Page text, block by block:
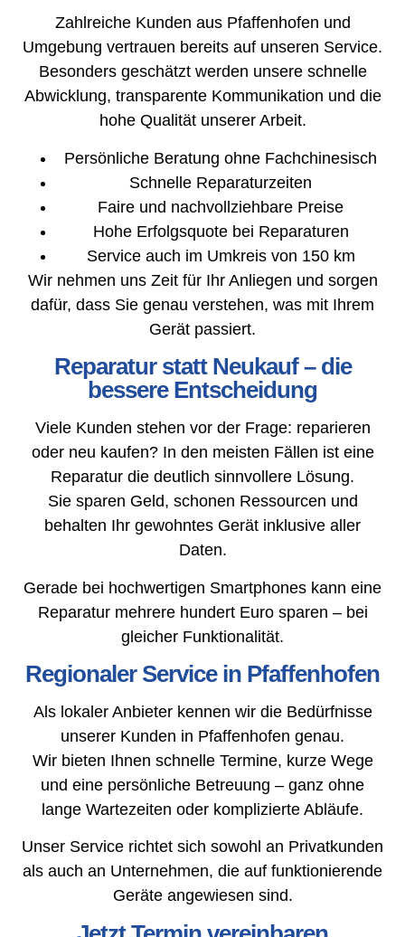
Zahlreiche Kunden aus Pfaffenhofen und
Umgebung vertrauen bereits auf unseren Service.
Besonders geschätzt werden unsere schnelle
Abwicklung, transparente Kommunikation und die
hohe Qualität unserer Arbeit.
Persönliche Beratung ohne Fachchinesisch
Schnelle Reparaturzeiten
Faire und nachvollziehbare Preise
Hohe Erfolgsquote bei Reparaturen
Service auch im Umkreis von 150 km
Wir nehmen uns Zeit für Ihr Anliegen und sorgen
dafür, dass Sie genau verstehen, was mit Ihrem
Gerät passiert.
Reparatur statt Neukauf – die
bessere Entscheidung
Viele Kunden stehen vor der Frage: reparieren
oder neu kaufen? In den meisten Fällen ist eine
Reparatur die deutlich sinnvollere Lösung.
Sie sparen Geld, schonen Ressourcen und
behalten Ihr gewohntes Gerät inklusive aller
Daten.
Gerade bei hochwertigen Smartphones kann eine
Reparatur mehrere hundert Euro sparen – bei
gleicher Funktionalität.
Regionaler Service in Pfaffenhofen
Als lokaler Anbieter kennen wir die Bedürfnisse
unserer Kunden in Pfaffenhofen genau.
Wir bieten Ihnen schnelle Termine, kurze Wege
und eine persönliche Betreuung – ganz ohne
lange Wartezeiten oder komplizierte Abläufe.
Unser Service richtet sich sowohl an Privatkunden
als auch an Unternehmen, die auf funktionierende
Geräte angewiesen sind.